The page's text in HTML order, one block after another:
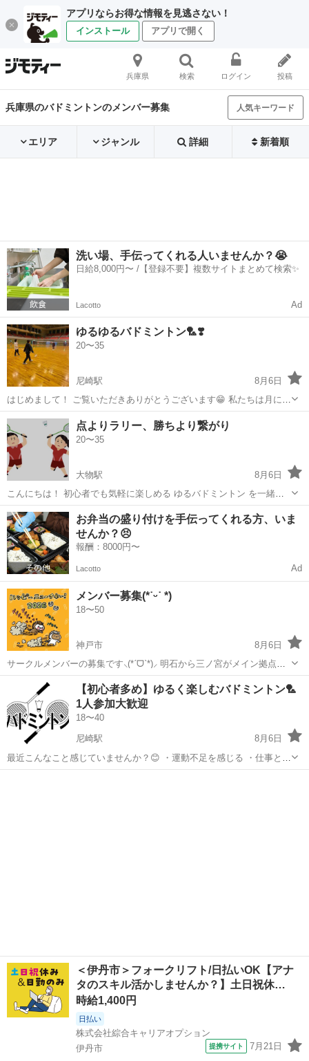
アプリならお得な情報を見逃さない！
インストール アプリで開く
兵庫県 検索 ログイン 投稿
兵庫県のバドミントンのメンバー募集 人気キーワード
エリア ジャンル 詳細 新着順
洗い場、手伝ってくれる人いませんか？😭
日給8,000円〜 /【登録不要】複数サイトまとめて検索✨
Lacotto Ad
ゆるゆるバドミントン🏸❣️
20〜35
尼崎駅
8月6日
はじめまして！ ご覧いただきありがとうございます😁 私たちは月に1
～2回バドミントンをしています！ 初心者でも大丈夫🙆 わいわい楽し
くをモットーに🏃‍♀️ ゆるーく楽しくバドミントンしましょー😆✨ 毎回
女性の方、初めまし...
兵庫 尼崎市 尼崎駅 バドミントン
点よりラリー、勝ちより繋がり
20〜35
大物駅
8月6日
こんにちは！ 初心者でも気軽に楽しめる ゆるバドミントン を一緒に
できる仲間を探してます🏸 今回のスタイルは、スマッシュで決めるよ
りも、ラリーを楽しむことがメイン。 勝ち負けよりも「続ける楽し
さ」と「一緒に笑える空気」を大...
兵庫 尼崎市 大物駅 バドミントン
お弁当の盛り付けを手伝ってくれる方、いま
せんか？😣
報酬：8000円〜
Lacotto Ad
メンバー募集(*˙ᵕ˙ *)
18〜50
神戸市
8月6日
サークルメンバーの募集です⸜(*ˊᗜˋ*)⸝ 明石から三ノ宮がメイン拠点に
なっています。 募集要件 ・報連相、ルールを守れる方 ・学生時代に
クラブ活動等の経験者かつ、3年以上の経験者。 女子は2年以上の方で
も大丈夫で...
神戸市 バドミントン サークル
【初心者多め】ゆるく楽しむバドミントン🏸
1人参加大歓迎
18〜40
尼崎駅
8月6日
最近こんなこと感じていませんか？😊 ・運動不足を感じる ・仕事と家
の往復になりがち ・社会人になって友達が減った ・休日をもっと充実
＜伊丹市＞フォークリフト/日払いOK【アナ
タのスキル活かしませんか？】土日祝休…
時給1,400円
日払い
株式会社綜合キャリアオプション
伊丹市
提携サイト 7月21日